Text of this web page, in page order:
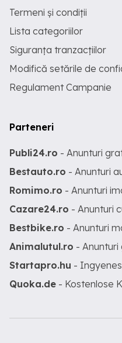
Termeni și condiții
Lista categoriilor
Siguranța tranzacțiilor
Modifică setările de
Regulament Campanie
Parteneri
Publi24.ro - Anunturi
Bestauto.ro - Anunturi
Romimo.ro - Anunturi
Cazare24.ro - Anunturi
Bestbike.ro - Anunturi
Animalutul.ro -
Startapro.hu -
Quoka.de - Kostenlose